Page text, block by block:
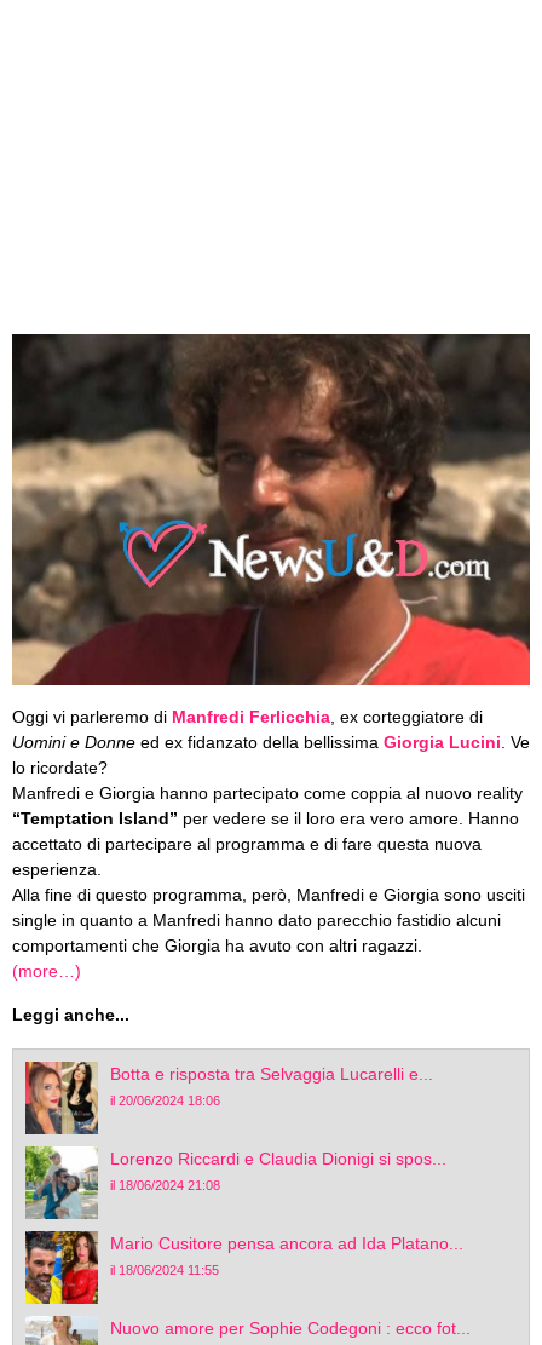
Oggi vi parleremo di Manfredi Ferlicchia , ex corteggiatore di
Uomini e Donne ed ex fidanzato della bellissima Giorgia Lucini . Ve
lo ricordate?
Manfredi e Giorgia hanno partecipato come coppia al nuovo reality
“Temptation Island” per vedere se il loro era vero amore. Hanno
accettato di partecipare al programma e di fare questa nuova
esperienza.
Alla fine di questo programma, però, Manfredi e Giorgia sono usciti
single in quanto a Manfredi hanno dato parecchio fastidio alcuni
comportamenti che Giorgia ha avuto con altri ragazzi.
(more…)
Leggi anche...
Botta e risposta tra Selvaggia Lucarelli e...
il 20/06/2024 18:06
Lorenzo Riccardi e Claudia Dionigi si spos...
il 18/06/2024 21:08
Mario Cusitore pensa ancora ad Ida Platano...
il 18/06/2024 11:55
Nuovo amore per Sophie Codegoni : ecco fot...